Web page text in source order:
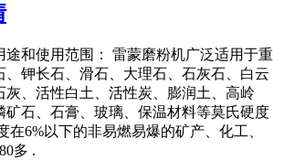
途和使用范围： 雷蒙磨粉机广泛适用于重
、钾长石、滑石、大理石、石灰石、白云
灰、活性白土、活性炭、膨润土、高岭
矿石、石膏、玻璃、保温材料等莫氏硬度
在6%以下的非易燃易爆的矿产、化工、
多 .